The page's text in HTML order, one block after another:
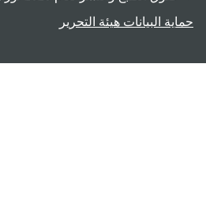
البياناتهيئة التحرير